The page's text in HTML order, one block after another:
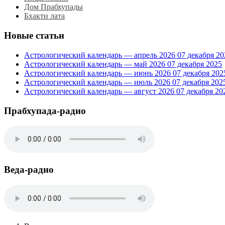
Дом Прабхупады
Бхакти лата
Новые статьи
Астрологический календарь — апрель 2026 07 декабря
Астрологический календарь — май 2026 07 декабря 2025
Астрологический календарь — июнь 2026 07 декабря
Астрологический календарь — июль 2026 07 декабря
Астрологический календарь — август 2026 07 декабря
Прабхупада-радио
Веда-радио